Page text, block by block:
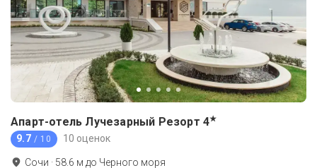
Апарт-отель Лучезарный Резорт 4★
9.7 / 10 10 оценок
Сочи · 58.6 м до Черного моря